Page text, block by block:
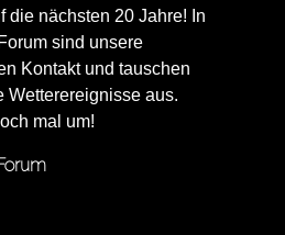
die nächsten 20 Jahre! In
sind unsere
Kontakt und tauschen
Wetterereignisse aus.
mal um!